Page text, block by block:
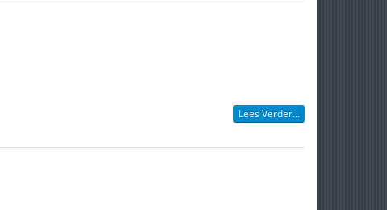
Lees Verder...